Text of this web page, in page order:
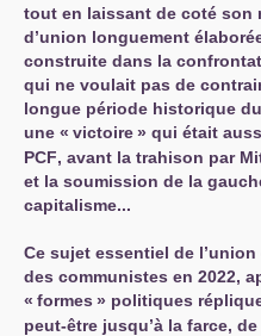
tout en laissant de coté son
d’union longuement
construite dans la
qui ne voulait pas de
longue période historique
une « victoire» qui était
PCF, avant la trahison par
et la soumission de la
capitalisme...
Ce sujet essentiel de
des communistes en 2022,
« formes » politiques
peut-être jusqu’à la farce,